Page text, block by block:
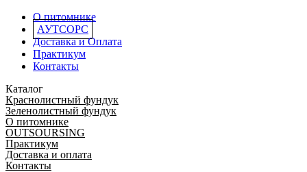
О питомнике
АУТСОРС
Доставка и Оплата
Практикум
Контакты
Каталог
Краснолистный фундук
Зеленолистный фундук
О питомнике
OUTSOURSING
Практикум
Доставка и оплата
Контакты